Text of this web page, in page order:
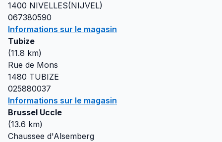
1400 NIVELLES(NIJVEL)
067380590
Informations sur le magasin
Tubize
(11.8 km)
Rue de Mons
1480 TUBIZE
025880037
Informations sur le magasin
Brussel Uccle
(13.6 km)
Chaussee d'Alsemberg